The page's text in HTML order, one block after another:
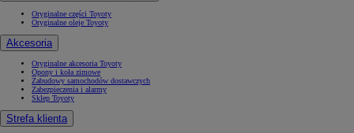
Oryginalne części Toyoty
Oryginalne oleje Toyoty
Akcesoria
Oryginalne akcesoria Toyoty
Opony i koła zimowe
Zabudowy samochodów dostawczych
Zabezpieczenia i alarmy
Sklep Toyoty
Strefa klienta